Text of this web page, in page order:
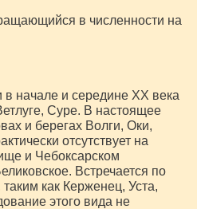
в численности на
начале и середине XX века
Суре. В настоящее
и берегах Волги, Оки,
отсутствует на
и Чебоксарском
Встречается по
как Керженец, Уста,
этого вида не